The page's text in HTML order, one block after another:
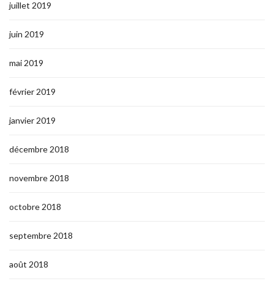
juillet 2019
juin 2019
mai 2019
février 2019
janvier 2019
décembre 2018
novembre 2018
octobre 2018
septembre 2018
août 2018